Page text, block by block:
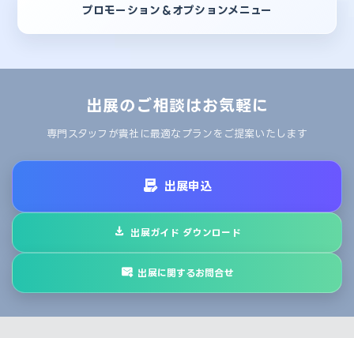
プロモーション＆オプションメニュー
出展のご相談はお気軽に
専門スタッフが貴社に最適なプランをご提案いたします
出展申込
出展ガイド ダウンロード
出展に関するお問合せ